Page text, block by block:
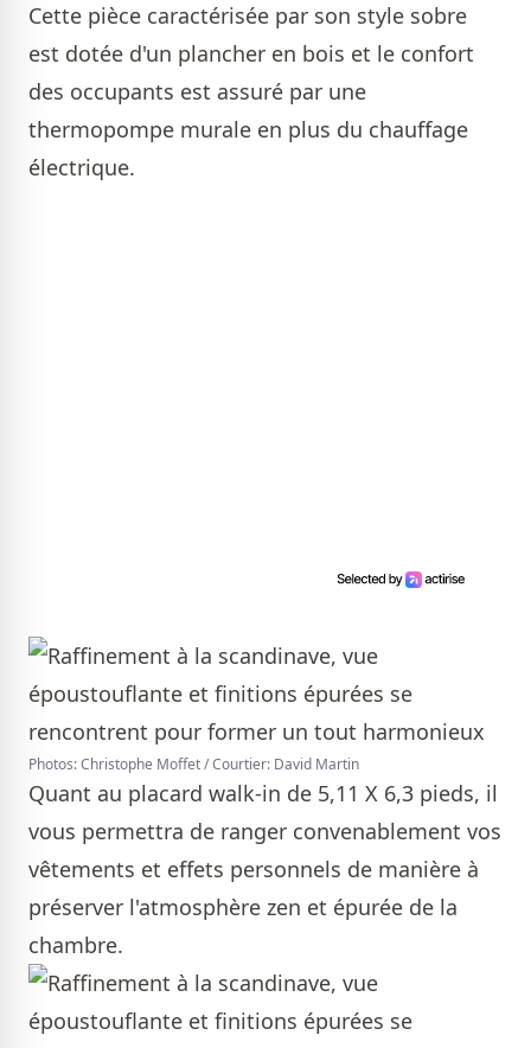
Cette pièce caractérisée par son style sobre
est dotée d'un plancher en bois et le confort
des occupants est assuré par une
thermopompe murale en plus du chauffage
électrique.
Photos: Christophe Moffet / Courtier: David Martin
Quant au placard walk-in de 5,11 X 6,3 pieds, il
vous permettra de ranger convenablement vos
vêtements et effets personnels de manière à
préserver l'atmosphère zen et épurée de la
chambre.